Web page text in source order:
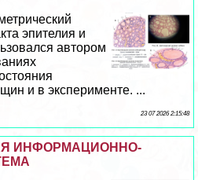
эпителия и
автором
и в эксперименте. ...
23 07 2026 2:15:48
ИНФОРМАЦИОННО-